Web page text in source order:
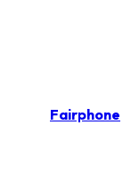
Fairphone